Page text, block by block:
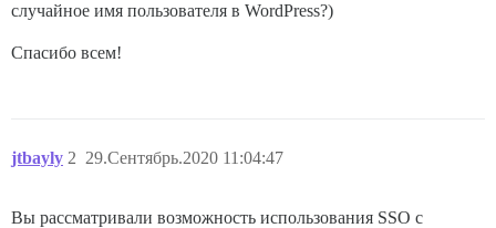
случайное имя пользователя в WordPress?)
Спасибо всем!
jtbayly 29.Сентябрь.2020 11:04:47
2
Вы рассматривали возможность использования SSO с